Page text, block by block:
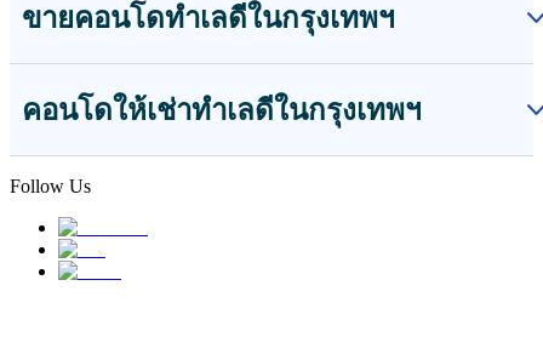
ขายคอนโดทำเลดีในกรุงเทพฯ
คอนโดให้เช่าทำเลดีในกรุงเทพฯ
Follow Us